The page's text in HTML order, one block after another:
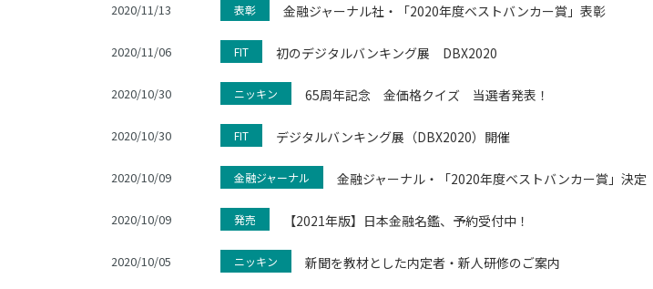
2020/11/13 表彰 金融ジャーナル社・「2020年度ベストバンカー賞」表彰
2020/11/06 FIT 初のデジタルバンキング展 DBX2020
2020/10/30 ニッキン 65周年記念 金価格クイズ 当選者発表！
2020/10/30 FIT デジタルバンキング展（DBX2020）開催
2020/10/09 金融ジャーナル 金融ジャーナル・「2020年度ベストバンカー賞」決定
2020/10/09 発売 【2021年版】日本金融名鑑、予約受付中！
2020/10/05 ニッキン 新聞を教材とした内定者・新人研修のご案内